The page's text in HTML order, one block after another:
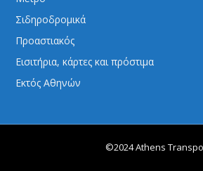
Σιδηροδρομικά
Προαστιακός
Εισιτήρια, κάρτες και πρόστιμα
Εκτός Αθηνών
©2024 Athens